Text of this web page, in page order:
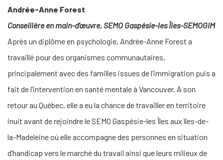
Andrée-Anne Forest
Conseillère en main-d’œuvre,SEMO Gaspésie-les Îles-SEMOGIM
Après un diplôme en psychologie, Andrée-Anne Forest a
travaillé pour des organismes communautaires,
principalement avec des familles issues de l’immigration puis a
fait de l’intervention en santé mentale à Vancouver. À son
retour au Québec, elle a eu la chance de travailler en territoire
inuit avant de rejoindre le SEMO Gaspésie-les Îles aux îles-de-
la-Madeleine où elle accompagne des personnes en situation
d’handicap vers le marché du travail ainsi que leurs milieux de